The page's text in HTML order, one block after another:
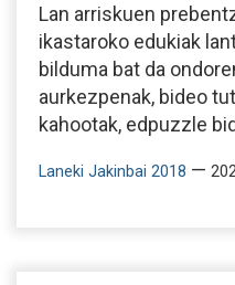
Lan arriskuen
ikastaroko edukiak
bilduma bat da
aurkezpenak, bideo
kahootak, edpuzzle
Laneki Jakinbai 2018 —